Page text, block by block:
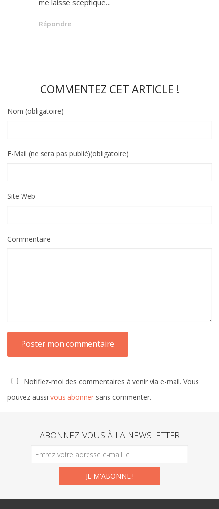
me laisse sceptique…
Répondre
COMMENTEZ CET ARTICLE !
Nom (obligatoire)
E-Mail (ne sera pas publié)(obligatoire)
Site Web
Commentaire
Notifiez-moi des commentaires à venir via e-mail. Vous
pouvez aussi vous abonner sans commenter.
ABONNEZ-VOUS À LA NEWSLETTER